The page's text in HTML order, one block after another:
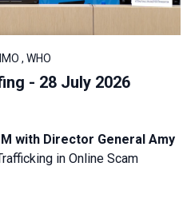
, WHO
- 28 July 2026
with Director General Amy
in Online Scam